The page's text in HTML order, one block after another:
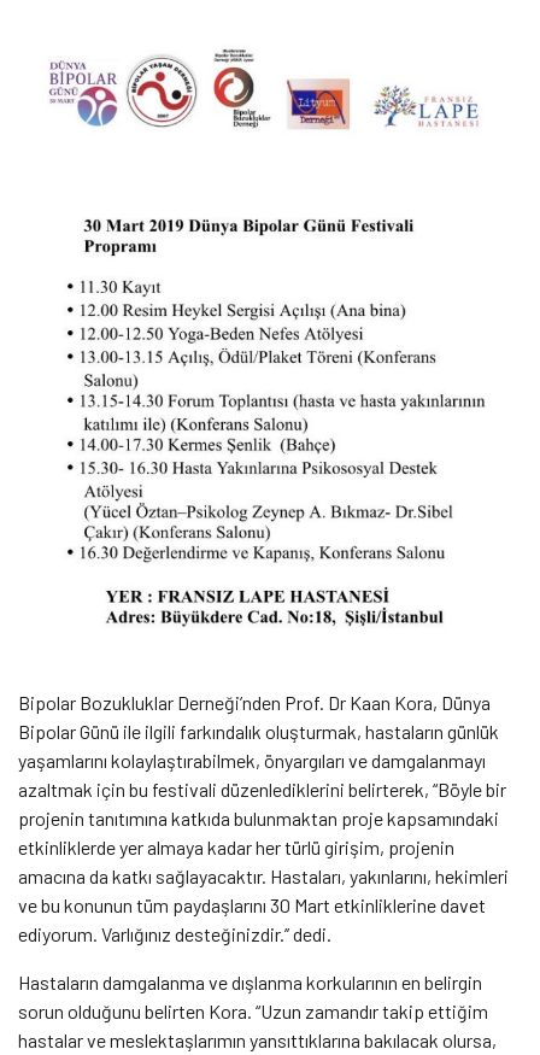
Bipolar Bozukluklar Derneği’nden Prof. Dr Kaan Kora, Dünya
Bipolar Günü ile ilgili farkındalık oluşturmak, hastaların günlük
yaşamlarını kolaylaştırabilmek, önyargıları ve damgalanmayı
azaltmak için bu festivali düzenlediklerini belirterek, “Böyle bir
projenin tanıtımına katkıda bulunmaktan proje kapsamındaki
etkinliklerde yer almaya kadar her türlü girişim, projenin
amacına da katkı sağlayacaktır. Hastaları, yakınlarını, hekimleri
ve bu konunun tüm paydaşlarını 30 Mart etkinliklerine davet
ediyorum. Varlığınız desteğinizdir.’’ dedi.
Hastaların damgalanma ve dışlanma korkularının en belirgin
sorun olduğunu belirten Kora. “Uzun zamandır takip ettiğim
hastalar ve meslektaşlarımın yansıttıklarına bakılacak olursa,